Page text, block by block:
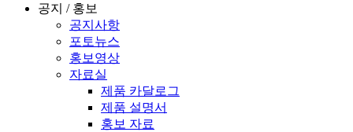
공지 / 홍보
공지사항
포토뉴스
홍보영상
자료실
제품 카달로그
제품 설명서
홍보 자료